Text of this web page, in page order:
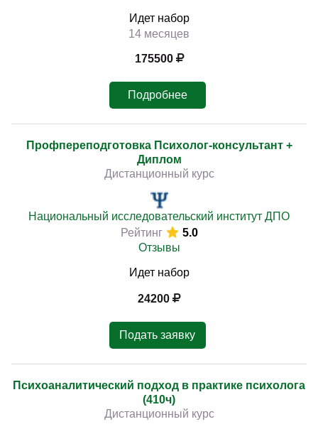
Идет набор
14 месяцев
175500
Подробнее
Профпереподготовка Психолог-консультант +
Диплом
Дистанционный курс
Национальный исследовательский институт ДПО
Рейтинг
5.0
Отзывы
Идет набор
24200
Подать заявку
Психоаналитический подход в практике психолога
(410ч)
Дистанционный курс